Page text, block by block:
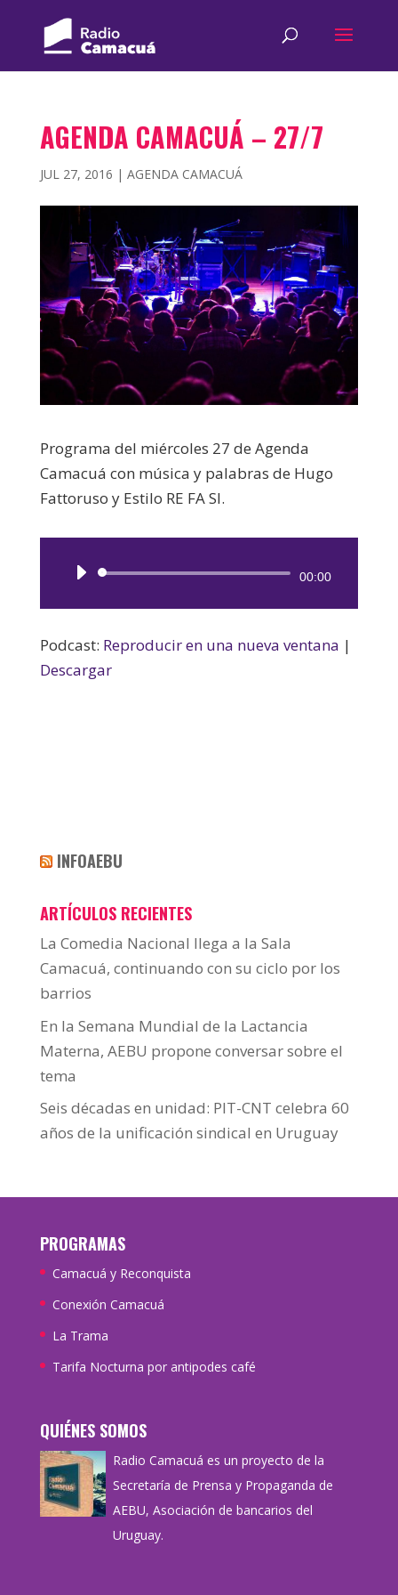
AGENDA CAMACUÁ – 27/7
JUL 27, 2016 | AGENDA CAMACUÁ
Programa del miércoles 27 de Agenda
Camacuá con música y palabras de Hugo
Fattoruso y Estilo RE FA SI.
Reproductor
00:00
Podcast: Reproducir en una nueva ventana |
Descargar
INFOAEBU
ARTÍCULOS RECIENTES
La Comedia Nacional llega a la Sala
Camacuá, continuando con su ciclo por los
barrios
En la Semana Mundial de la Lactancia
Materna, AEBU propone conversar sobre el
tema
Seis décadas en unidad: PIT-CNT celebra 60
años de la unificación sindical en Uruguay
PROGRAMAS
Camacuá y Reconquista
Conexión Camacuá
La Trama
Tarifa Nocturna por antipodes café
QUIÉNES SOMOS
Radio Camacuá es un proyecto de la
Secretaría de Prensa y Propaganda de
AEBU, Asociación de bancarios del
Uruguay.